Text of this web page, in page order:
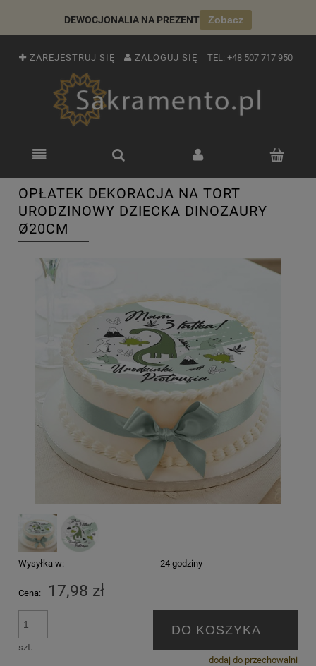
DEWOCJONALIA NA PREZENT Zobacz
ZAREJESTRUJ SIĘ ZALOGUJ SIĘ TEL: +48 507 717 950
OPŁATEK DEKORACJA NA TORT
URODZINOWY DZIECKA DINOZAURY
Ø20CM
Wysyłka w: 24 godziny
Cena: 17,98 zł
szt.
DO KOSZYKA
dodaj do przechowalni